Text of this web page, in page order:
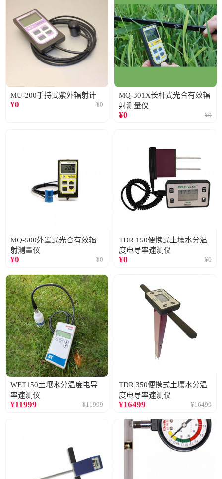
MU-200手持式紫外辐射计
¥0 ¥0
MQ-301X长杆式光合有效辐
射测量仪
¥0 ¥0
MQ-500外置式光合有效辐
射测量仪
¥0 ¥0
TDR 150便携式土壤水分温
度电导率速测仪
¥0 ¥0
WET150土壤水分温度电导
率速测仪
¥11999 ¥11999
TDR 350便携式土壤水分温
度电导率速测仪
¥16499 ¥16499